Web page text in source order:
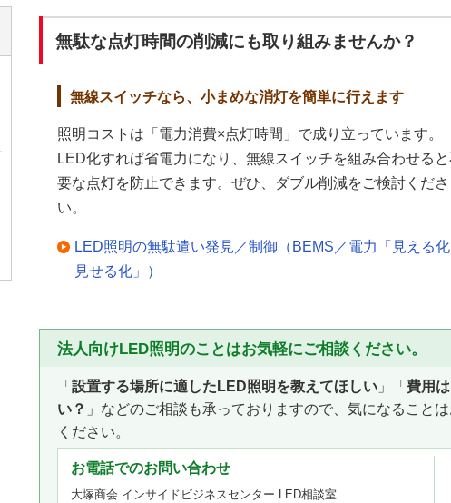
無駄な点灯時間の削減にも取り組みませんか？
無線スイッチなら、小まめな消灯を簡単に行えます
照明コストは「電力消費×点灯時間」で成り立っています。
LED化すれば省電力になり、無線スイッチを組み合わせる
要な点灯を防止できます。ぜひ、ダブル削減をご検討くださ
い。
LED照明の無駄遣い発見／制御（BEMS／電力「見える
見せる化」）
法人向けLED照明のことはお気軽にご相談ください。
「 設置する場所に適したLED照明を教えてほしい 」「 費用
い？ 」などのご相談も承っておりますので、気になること
ください。
お電話でのお問い合わせ
大塚商会 インサイドビジネスセンター LED相談室